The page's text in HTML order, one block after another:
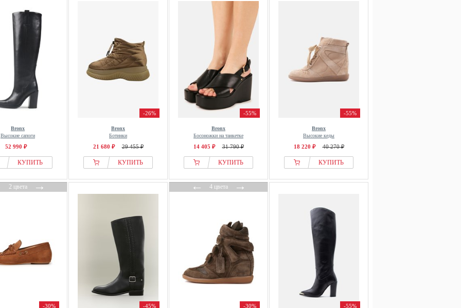
Bronx
Высокие сапоги
52 990 ₽
КУПИТЬ
-26%
Bronx
Ботинки
21 680 ₽ 29 455 ₽
КУПИТЬ
-55%
Bronx
Босоножки на танкетке
14 405 ₽ 31 790 ₽
КУПИТЬ
-55%
Bronx
Высокие кеды
18 220 ₽ 40 270 ₽
КУПИТЬ
2 цвета→
-30% -45%
←4 цвета→
-30% -55%